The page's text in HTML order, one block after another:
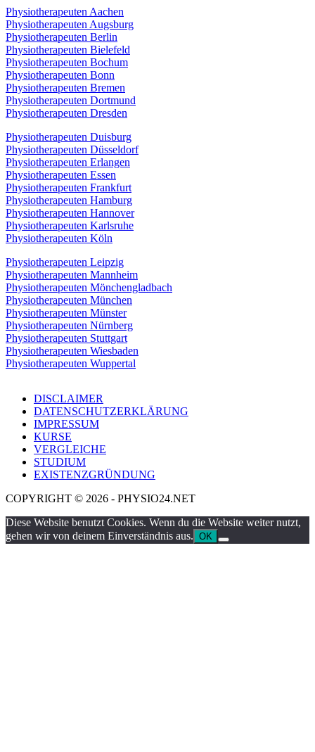
Physiotherapeuten Aachen
Physiotherapeuten Augsburg
Physiotherapeuten Berlin
Physiotherapeuten Bielefeld
Physiotherapeuten Bochum
Physiotherapeuten Bonn
Physiotherapeuten Bremen
Physiotherapeuten Dortmund
Physiotherapeuten Dresden
Physiotherapeuten Duisburg
Physiotherapeuten Düsseldorf
Physiotherapeuten Erlangen
Physiotherapeuten Essen
Physiotherapeuten Frankfurt
Physiotherapeuten Hamburg
Physiotherapeuten Hannover
Physiotherapeuten Karlsruhe
Physiotherapeuten Köln
Physiotherapeuten Leipzig
Physiotherapeuten Mannheim
Physiotherapeuten Mönchengladbach
Physiotherapeuten München
Physiotherapeuten Münster
Physiotherapeuten Nürnberg
Physiotherapeuten Stuttgart
Physiotherapeuten Wiesbaden
Physiotherapeuten Wuppertal
DISCLAIMER
DATENSCHUTZERKLÄRUNG
IMPRESSUM
KURSE
VERGLEICHE
STUDIUM
EXISTENZGRÜNDUNG
COPYRIGHT © 2026 - PHYSIO24.NET
Diese Website benutzt Cookies. Wenn du die Website weiter nutzt,
gehen wir von deinem Einverständnis aus. OK